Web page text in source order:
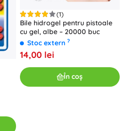
(1)
Bile hidrogel pentru pistoale
cu gel, albe – 20000 buc
Stoc extern ?
14,00 lei
În coș